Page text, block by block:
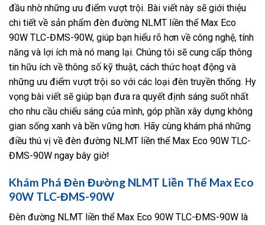
đầu nhờ những ưu điểm vượt trội. Bài viết này sẽ giới thiệu
chi tiết về sản phẩm đèn đường NLMT liền thể Max Eco
90W TLC-ĐMS-90W, giúp bạn hiểu rõ hơn về công nghệ, tính
năng và lợi ích mà nó mang lại. Chúng tôi sẽ cung cấp thông
tin hữu ích về thông số kỹ thuật, cách thức hoạt động và
những ưu điểm vượt trội so với các loại đèn truyền thống. Hy
vọng bài viết sẽ giúp bạn đưa ra quyết định sáng suốt nhất
cho nhu cầu chiếu sáng của mình, góp phần xây dựng không
gian sống xanh và bền vững hơn. Hãy cùng khám phá những
điều thú vị về đèn đường NLMT liền thể Max Eco 90W TLC-
ĐMS-90W ngay bây giờ!
Khám Phá Đèn Đường NLMT Liền Thể Max Eco
90W TLC-ĐMS-90W
Đèn đường NLMT liền thể Max Eco 90W TLC-ĐMS-90W là